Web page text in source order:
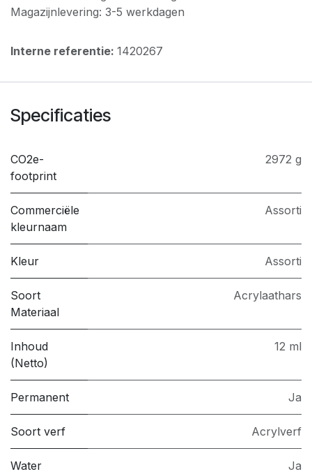
Magazijnlevering: 3-5 werkdagen
Interne referentie: 1420267
Specificaties
CO2e-
footprint
2972 g
Commerciële
kleurnaam
Assorti
Kleur Assorti
Soort
Materiaal
Acrylaathars
Inhoud
(Netto)
12 ml
Permanent Ja
Soort verf Acrylverf
Water
Ja